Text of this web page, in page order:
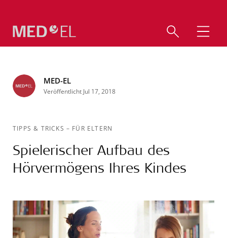
MED-EL
Veröffentlicht Jul 17, 2018
TIPPS & TRICKS – FÜR ELTERN
Spielerischer Aufbau des
Hörvermögens Ihres Kindes